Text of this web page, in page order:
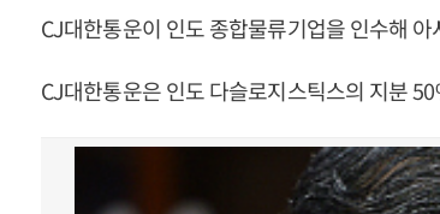
CJ대한통운이 인도 종합물류기업을 인수해
CJ대한통운은 인도 다슬로지스틱스의 지분